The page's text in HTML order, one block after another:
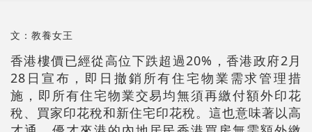
文：教養女王
香港樓價已經從高位下跌超過20%，香港政府2月
28日宣布，即日撤銷所有住宅物業需求管理措
施，即所有住宅物業交易均無須再繳付額外印花
稅、買家印花稅和新住宅印花稅。這也意味著以高